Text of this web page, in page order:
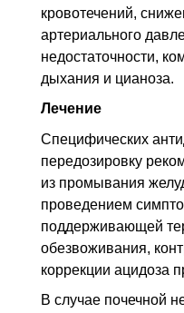
кровотечений,
артериального
недостаточности,
дыхания и цианоза.
Лечение
Специфических
передозировку
из промывания
проведением
поддерживающей
обезвоживания,
коррекции ацидоза
В случае почечной